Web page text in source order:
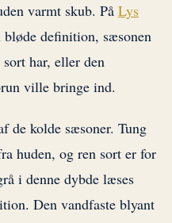
varmt skub. På Lys
bløde definition, sæsonen
har, eller den
ville bringe ind.
de kolde sæsoner. Tung
huden, og ren sort er for
i denne dybde læses
Den vandfaste blyant